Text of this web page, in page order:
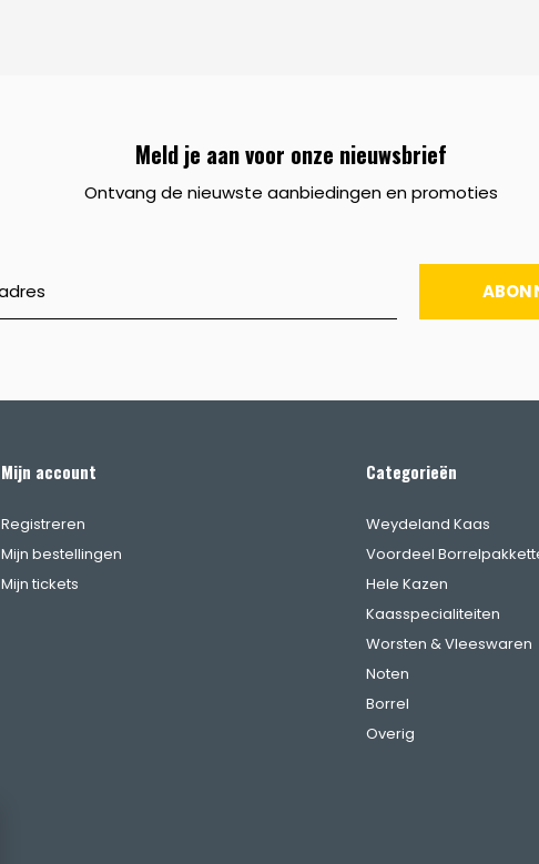
Meld je aan voor onze nieuwsbrief
Ontvang de nieuwste aanbiedingen en promoties
Mijn account
Registreren
Mijn bestellingen
Mijn tickets
Categorieën
Weydeland Kaas
Voordeel
Hele Kazen
Kaasspecialiteiten
Worsten & Vleeswaren
Noten
Borrel
Overig